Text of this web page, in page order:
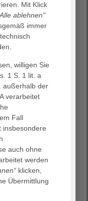
wird gemeinsam
des
auf das
erwartet eine
Auch
Martin Ried wird
von Erich
diente der
wurde 1957
geboren und lebt
seiner
und Tätigkeit
Erich
Mit Klick
ablehnen"
immer
willigen Sie
1 S. 1 lit. a
außerhalb der
verarbeitet
Fall
insbesondere
auch ohne
werden
klicken,
Übermittlung